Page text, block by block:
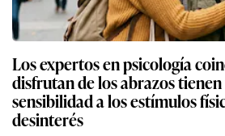
Los expertos en psicología
disfrutan de los abrazos
sensibilidad a los estímulos
desinterés